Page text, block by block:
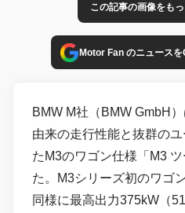
この記事の画像をも
Motor Fan のニュース
BMW M社（BMW GmbH
由来の走行性能と抜群の
たM3のワゴン仕様「M3
た。M3シリーズ初のワゴ
同様に最高出力375kW（